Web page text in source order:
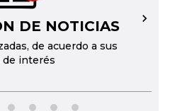
DE NOTICIAS
de acuerdo a sus
de interés
→